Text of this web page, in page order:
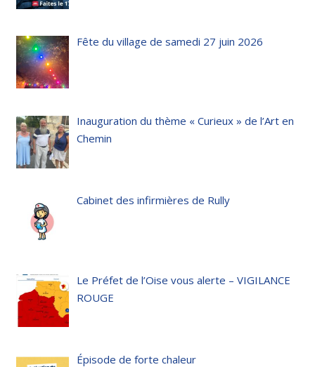
Fête du village de samedi 27 juin 2026
Inauguration du thème « Curieux » de l’Art en
Chemin
Cabinet des infirmières de Rully
Le Préfet de l’Oise vous alerte – VIGILANCE
ROUGE
Épisode de forte chaleur